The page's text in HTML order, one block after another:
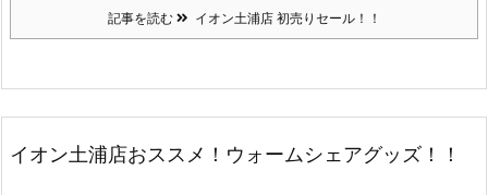
記事を読む イオン土浦店 初売りセール！！
イオン土浦店おススメ！ウォームシェアグッズ！！